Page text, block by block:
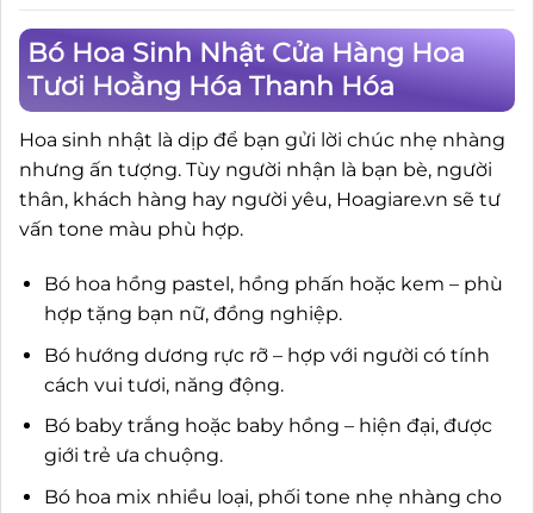
Bó Hoa Sinh Nhật Cửa Hàng Hoa
Tươi Hoằng Hóa Thanh Hóa
Hoa sinh nhật là dịp để bạn gửi lời chúc nhẹ nhàng
nhưng ấn tượng. Tùy người nhận là bạn bè, người
thân, khách hàng hay người yêu, Hoagiare.vn sẽ tư
vấn tone màu phù hợp.
Bó hoa hồng pastel, hồng phấn hoặc kem – phù
hợp tặng bạn nữ, đồng nghiệp.
Bó hướng dương rực rỡ – hợp với người có tính
cách vui tươi, năng động.
Bó baby trắng hoặc baby hồng – hiện đại, được
giới trẻ ưa chuộng.
Bó hoa mix nhiều loại, phối tone nhẹ nhàng cho